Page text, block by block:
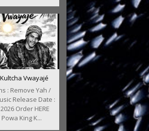
Vwayajé
: Remove Yah /
Release Date :
Order HERE
King K...